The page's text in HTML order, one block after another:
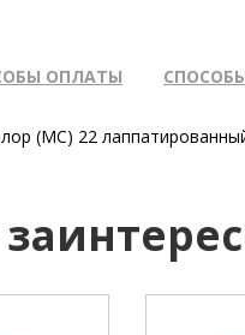
ОПЛАТЫ
(MC) 22